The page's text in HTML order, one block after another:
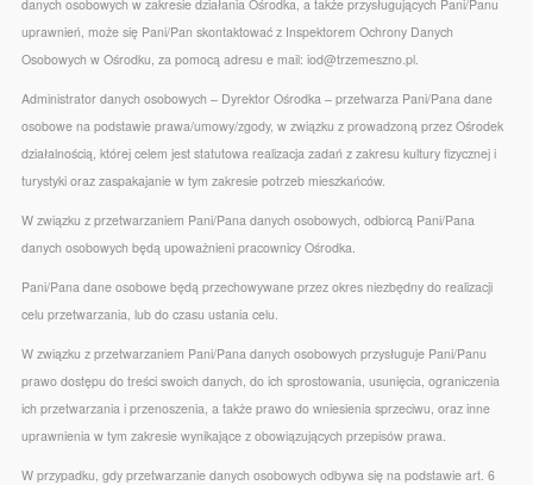
all
options
Turniejów Piłki Siatkowej Plażowej!
1 sierpnia na boisku do
siatkówki plażowej w Wydartowie odbył się trzeci, a zarazem ostatni
turniej cyklu Otwartych Turniejów Piłki Siatkowej Plażowej.
towarzyszył nam deszcz, nie przeszkodziło to w rozegraniu […]
Read More »
Otwartych Turniejów Piłki
Siatkowej Plażowej oraz festyn
13 lipca 2026
Za nami pierwszy z trzech Otwartych Turniejów Piłki Siatkowej
Plażowej oraz festyn nad wodą w Ostrowitem! 11 lipca na plaży w
Ostrowitem odbył się festyn rodzinny oraz pierwszy turniej z cyklu
Otwartych Turniejów Piłki Siatkowej Plażowej. Organizatorami
wydarzenia była Gmina Trzemeszno Ośrodek Sportu Rekreacji
Trzemeszno Stowarzyszenie TERAZ Sołectwo Ostrowite oraz KWG
Ostrowickie Słoneczniki a partnerem […]
danych osobowych w zakresie działania Ośrodka, a także przysługujących Pani/Panu
uprawnień, może się Pani/Pan skontaktować z Inspektorem Ochrony Danych
Osobowych w Ośrodku, za pomocą adresu e mail: iod@trzemeszno.pl.
Administrator danych osobowych – Dyrektor Ośrodka – przetwarza Pani/Pana dane
osobowe na podstawie prawa/umowy/zgody, w związku z prowadzoną przez Ośrodek
działalnością, której celem jest statutowa realizacja zadań z zakresu kultury fizycznej i
turystyki oraz zaspakajanie w tym zakresie potrzeb mieszkańców.
W związku z przetwarzaniem Pani/Pana danych osobowych, odbiorcą Pani/Pana
danych osobowych będą upoważnieni pracownicy Ośrodka.
Pani/Pana dane osobowe będą przechowywane przez okres niezbędny do realizacji
celu przetwarzania, lub do czasu ustania celu.
W związku z przetwarzaniem Pani/Pana danych osobowych przysługuje Pani/Panu
prawo dostępu do treści swoich danych, do ich sprostowania, usunięcia, ograniczenia
ich przetwarzania i przenoszenia, a także prawo do wniesienia sprzeciwu, oraz inne
uprawnienia w tym zakresie wynikające z obowiązujących przepisów prawa.
W przypadku, gdy przetwarzanie danych osobowych odbywa się na podstawie art. 6